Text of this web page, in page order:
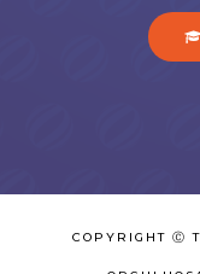
COPYRIGHT Ⓒ